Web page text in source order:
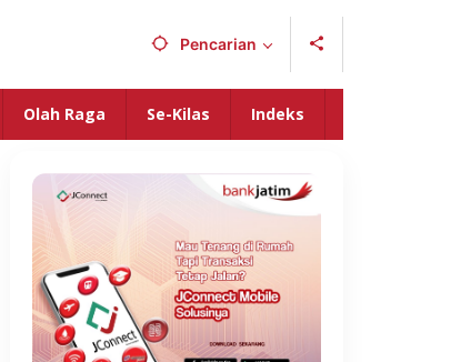
Pencarian
Olah Raga Se-Kilas Indeks